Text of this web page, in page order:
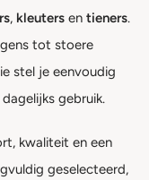
, kleuters en tieners.
tot stoere
stel je eenvoudig
gebruik.
kwaliteit en een
geselecteerd,